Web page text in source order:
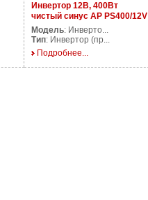
Инвертор 12В, 400Вт
чистый синус AP PS400/12V
Модель: Инверто...
Тип: Инвертор (пр...
Подробнее...